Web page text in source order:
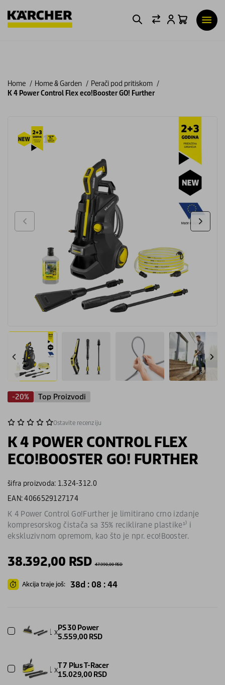
Home Home & Garden
Perači pod pritiskom
K 4 Power Control Flex eco!Booster GO! Further
-20% Top Proizvodi
Ostavite recenziju
K 4 POWER CONTROL FLEX
ECO!BOOSTER GO! FURTHER
šifra proizvoda: 1.324-312.0
EAN: 4066529127174
K 4 Power Control Go!Further je limitirano crno izdanje
kompresorskog čistača sa 35% reciklirane plastike¹⁾ i
ekskluzivnom opremom, kao što je npr. eco!Booster.
38.392,00 RSD 47.990,00RSD
Akcija traje još: 38d : 08 : 44
1 xPS 30 Power
5.559,00 RSD
1 xT 7 Plus T-Racer
15.029,00 RSD